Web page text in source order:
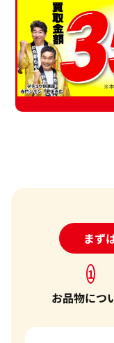
まず
24時間
1
お品物につ